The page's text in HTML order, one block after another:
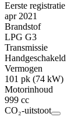
Eerste registratie
apr 2021
Brandstof
LPG G3
Transmissie
Handgeschakeld
Vermogen
101 pk (74 kW)
Motorinhoud
999 cc
CO₂-uitstoot